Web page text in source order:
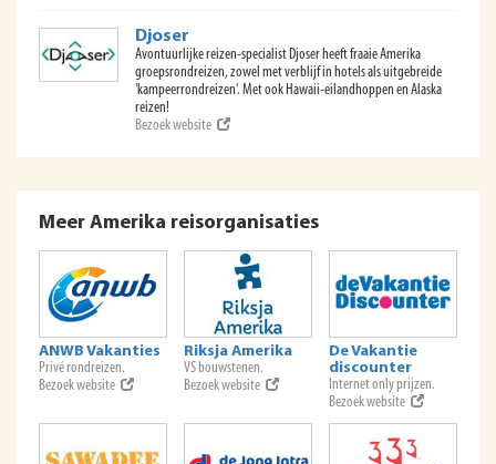
Djoser
Avontuurlijke reizen-specialist Djoser heeft fraaie Amerika
groepsrondreizen, zowel met verblijf in hotels als uitgebreide
'kampeerrondreizen'. Met ook Hawaii-eilandhoppen en Alaska
reizen!
Bezoek website
Meer Amerika reisorganisaties
ANWB Vakanties
Privé rondreizen.
Bezoek website
Riksja Amerika
VS bouwstenen.
Bezoek website
De Vakantie
discounter
Internet only prijzen.
Bezoek website